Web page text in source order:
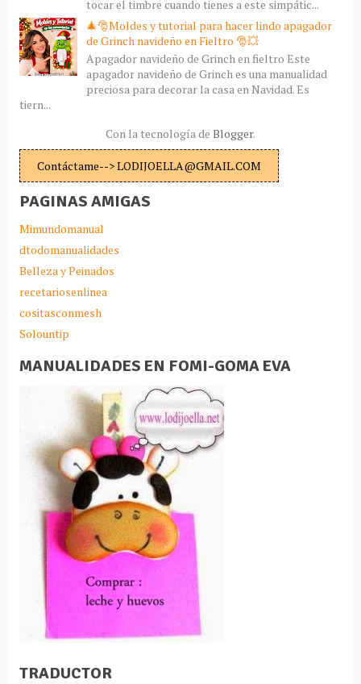
tocar el timbre cuando tienes a este simpátic...
🎄🎅Moldes y tutorial para hacer lindo apagador
de Grinch navideño en Fieltro 🎅💥
Apagador navideño de Grinch en fieltro Este
apagador navideño de Grinch es una manualidad
preciosa para decorar la casa en Navidad. Es
tiern...
Con la tecnología de Blogger.
Contáctame--> LODIJOELLA@GMAIL.COM
PAGINAS AMIGAS
Mimundomanual
dtodomanualidades
Belleza y Peinados
recetariosenlinea
cositasconmesh
Solountip
MANUALIDADES EN FOMI-GOMA EVA
TRADUCTOR